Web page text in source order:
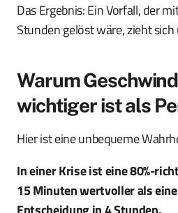
Das Ergebnis: Ein Vorfall, der
Stunden gelöst wäre, zieht sich
Warum
wichtiger ist als
Hier ist eine unbequeme
In einer Krise ist eine 80%-
15 Minuten wertvoller als